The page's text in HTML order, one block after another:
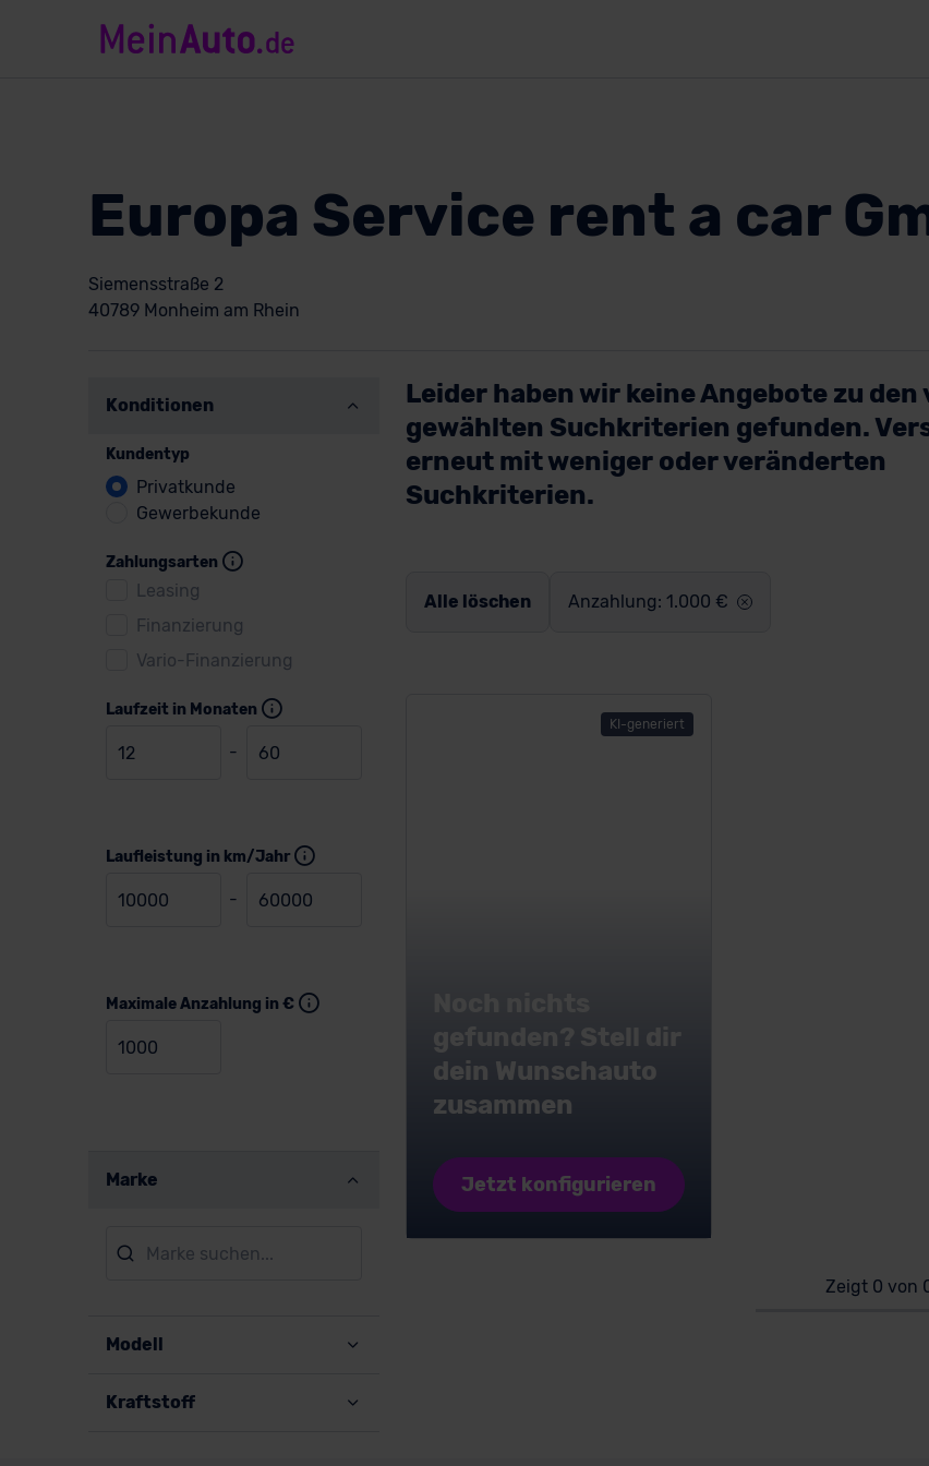
Europa Service rent a car
Siemensstraße 2
40789 Monheim am Rhein
Konditionen
Kundentyp
Privatkunde
Gewerbekunde
Zahlungsarten
Leasing
Finanzierung
Vario-Finanzierung
Laufzeit in Monaten
-
Laufleistung in km/Jahr
-
Maximale Anzahlung in €
Marke
Modell
Kraftstoff
Leider haben wir keine Angebote zu den
gewählten Suchkriterien gefunden.
erneut mit weniger oder veränderten
Suchkriterien.
Alle löschen Anzahlung: 1.000 €
KI-generiert
gefunden? Stell dir
dein Wunschauto
zusammen
Jetzt konfigurieren
Zeigt 0 von